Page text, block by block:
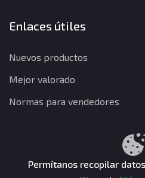
Enlaces útiles
Nuevos productos
Mejor valorado
Normas para vendedores
Términos y
Permítanos recopilar